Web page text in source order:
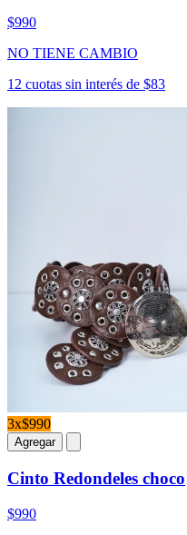
$990
NO TIENE CAMBIO
12 cuotas sin interés de $83
3x$990
Agregar
Cinto Redondeles choco
$990